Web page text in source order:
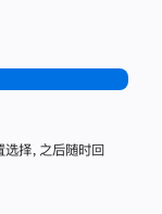
择，之后随时回